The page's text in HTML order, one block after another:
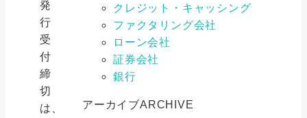
発
行
受
付
締
切
は、
クレジット・キャッシング
ファクタリング会社
ローン会社
証券会社
銀行
アーカイブARCHIVE